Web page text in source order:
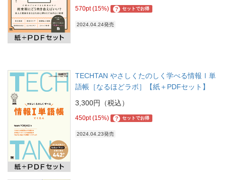
570pt (15%) ? セットでお得
2024.04.24発売
TECHTAN やさしくたのしく学べる情報Ⅰ単
語帳［なるほどラボ］【紙＋PDFセット】
3,300円（税込）
450pt (15%) ? セットでお得
2024.04.23発売